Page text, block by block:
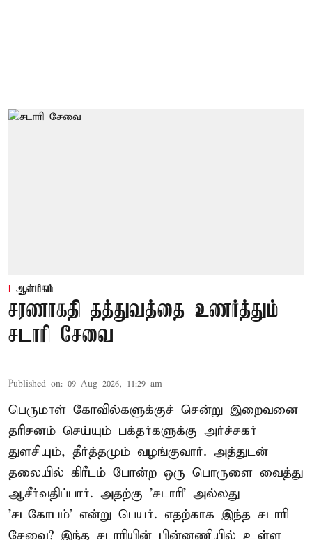
ஆன்மிகம்
சரணாகதி தத்துவத்தை உணர்த்தும்
சடாரி சேவை
Published on: 09 Aug 2026, 11:29 am
பெருமாள் கோவில்களுக்குச் சென்று இறைவனை
தரிசனம் செய்யும் பக்தர்களுக்கு அர்ச்சகர்
துளசியும், தீர்த்தமும் வழங்குவார். அத்துடன்
தலையில் கிரீடம் போன்ற ஒரு பொருளை வைத்து
ஆசீர்வதிப்பார். அதற்கு 'சடாரி' அல்லது
'சடகோபம்' என்று பெயர். எதற்காக இந்த சடாரி
சேவை? இந்த சடாரியின் பின்னணியில் உள்ள